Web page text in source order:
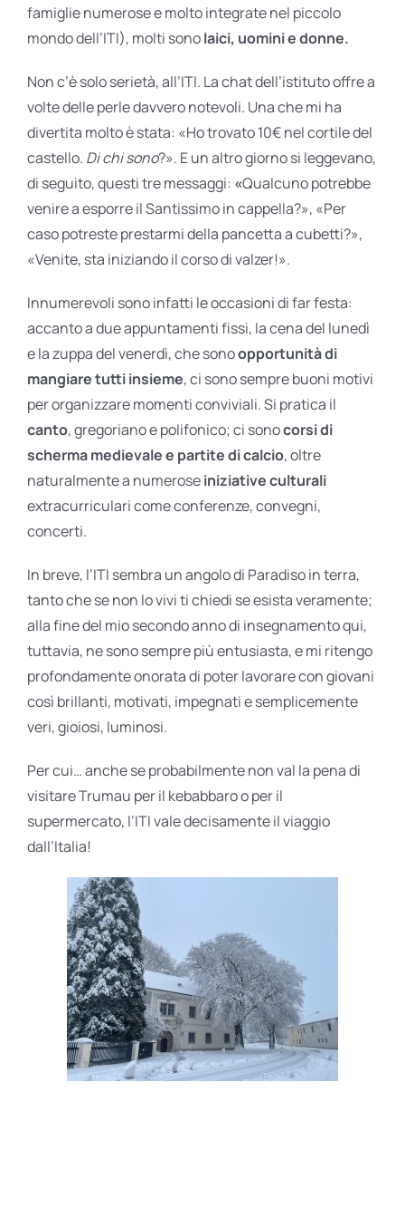
famiglie numerose e molto integrate nel piccolo
mondo dell’ITI), molti sonolaici, uomini e donne.
Non c’è solo serietà, all’ITI. La chat dell’istituto offre a
volte delle perle davvero notevoli. Una che mi ha
divertita molto è stata: «Ho trovato 10€ nel cortile del
castello. Di chi sono?». E un altro giorno si leggevano,
di seguito, questi tre messaggi: «Qualcuno potrebbe
venire a esporre il Santissimo in cappella?», «Per
caso potreste prestarmi della pancetta a cubetti?»,
«Venite, sta iniziando il corso di valzer!».
Innumerevoli sono infatti le occasioni di far festa:
accanto a due appuntamenti fissi, la cena del lunedì
e la zuppa del venerdì, che sonoopportunità di
mangiare tutti insieme, ci sono sempre buoni motivi
per organizzare momenti conviviali. Si pratica il
canto, gregoriano e polifonico; ci sonocorsi di
scherma medievale e partite di calcio, oltre
naturalmente a numeroseiniziative culturali
extracurriculari come conferenze, convegni,
concerti.
In breve, l’ITI sembra un angolo di Paradiso in terra,
tanto che se non lo vivi ti chiedi se esista veramente;
alla fine del mio secondo anno di insegnamento qui,
tuttavia, ne sono sempre più entusiasta, e mi ritengo
profondamente onorata di poter lavorare con giovani
così brillanti, motivati, impegnati e semplicemente
veri, gioiosi, luminosi.
Per cui… anche se probabilmente non val la pena di
visitare Trumau per il kebabbaro o per il
supermercato, l’ITI vale decisamente il viaggio
dall’Italia!